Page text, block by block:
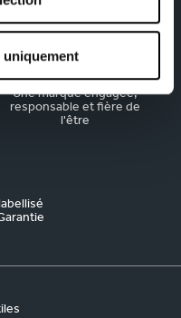
uniquement
Une marque engagée,
responsable et fière de
l'être